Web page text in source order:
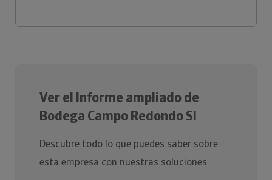
Ver el Informe ampliado de
Bodega Campo Redondo Sl
Descubre todo lo que puedes saber sobre
esta empresa con nuestras soluciones